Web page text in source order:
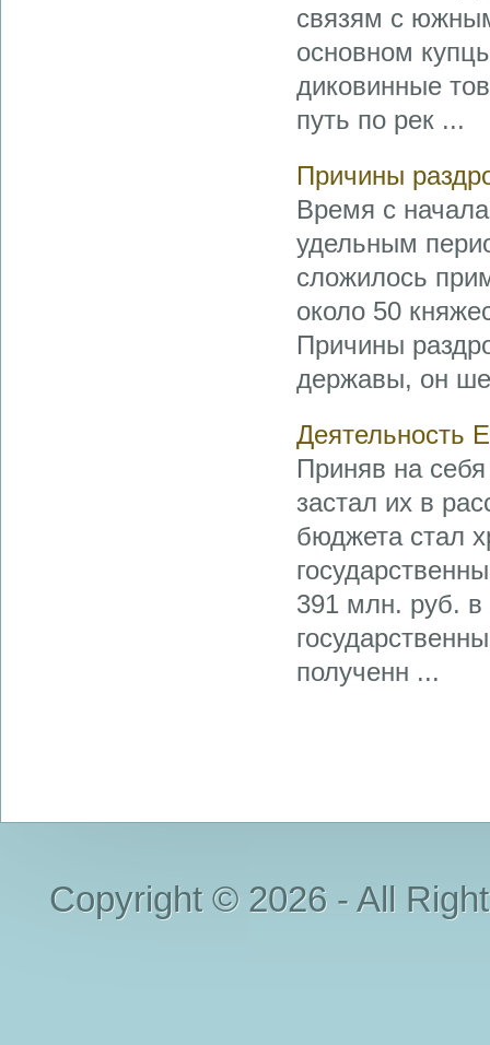
связям с
основном
диковинные
путь по рек ...
Причины
Время с
удельным
сложилось
около 50
Причины
державы, он
Деятельность
Приняв на
застал их в
бюджета стал
391 млн. руб. в
полученн ...
Copyright © 2026 - All